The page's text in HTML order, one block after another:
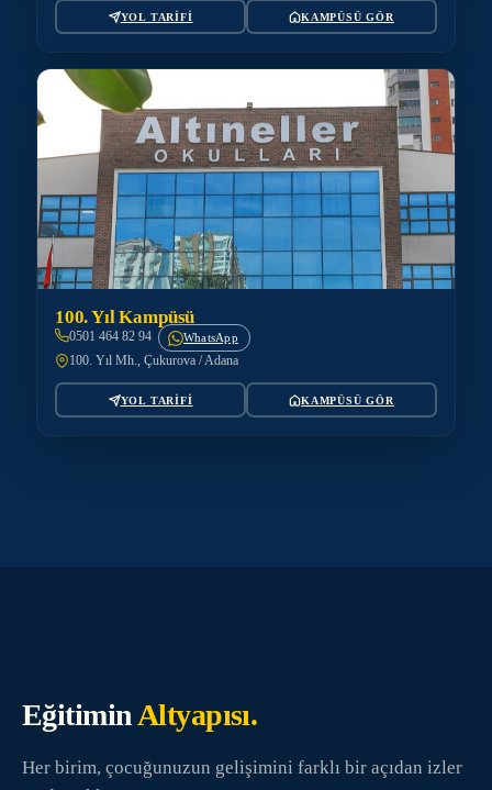
YOL TARİFİ KAMPÜSÜ GÖR
100. Yıl Kampüsü
0501 464 82 94 WhatsApp
100. Yıl Mh., Çukurova / Adana
YOL TARİFİ KAMPÜSÜ GÖR
Eğitimin Altyapısı.
Her birim, çocuğunuzun gelişimini farklı bir açıdan izler